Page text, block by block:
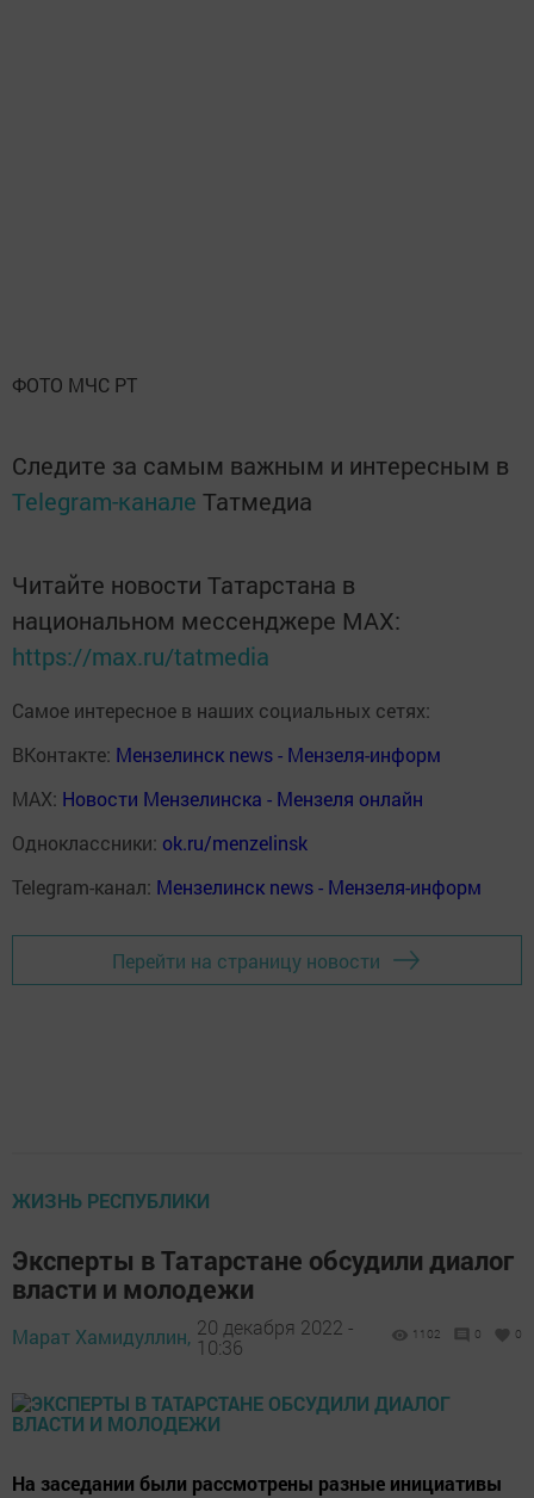
ФОТО МЧС РТ
Следите за самым важным и интересным в
Telegram-канале Татмедиа
Читайте новости Татарстана в
национальном мессенджере MАХ:
https://max.ru/tatmedia
Самое интересное в наших социальных сетях:
ВКонтакте: Мензелинск news - Мензеля-информ
MAX: Новости Мензелинска - Мензеля онлайн
Одноклассники: ok.ru/menzelinsk
Telegram-канал: Мензелинск news - Мензеля-информ
Перейти на страницу новости
ЖИЗНЬ РЕСПУБЛИКИ
Эксперты в Татарстане обсудили диалог
власти и молодежи
Марат Хамидуллин, 20 декабря 2022 -
10:36
1102 0 0
На заседании были рассмотрены разные инициативы